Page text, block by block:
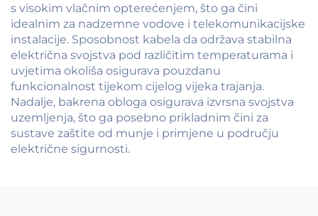
s visokim vlačnim opterećenjem, što ga čini
idealnim za nadzemne vodove i telekomunikacijske
instalacije. Sposobnost kabela da održava stabilna
električna svojstva pod različitim temperaturama i
uvjetima okoliša osigurava pouzdanu
funkcionalnost tijekom cijelog vijeka trajanja.
Nadalje, bakrena obloga osigurava izvrsna svojstva
uzemljenja, što ga posebno prikladnim čini za
sustave zaštite od munje i primjene u području
električne sigurnosti.